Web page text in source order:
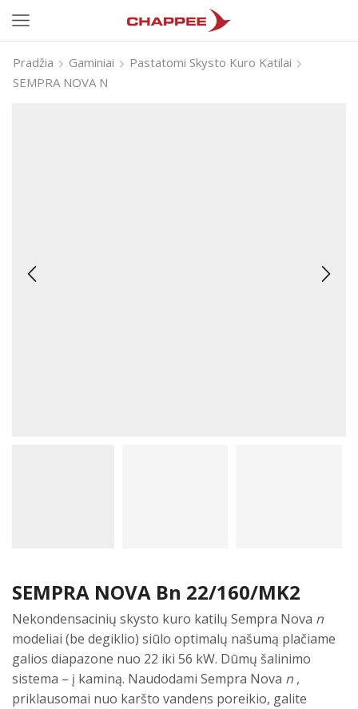
Pradžia Gaminiai
Pastatomi Skysto Kuro Katilai
SEMPRA NOVA N
SEMPRA NOVA Bn 22/160/MK2
Nekondensacinių skysto kuro katilų Sempra Nova n
modeliai (be degiklio) siūlo optimalų našumą plačiame
galios diapazone nuo 22 iki 56 kW. Dūmų šalinimo
sistema – į kaminą. Naudodami Sempra Nova n ,
priklausomai nuo karšto vandens poreikio, galite